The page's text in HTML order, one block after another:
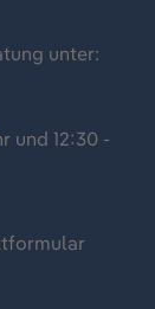
unter:
und 12:30 -